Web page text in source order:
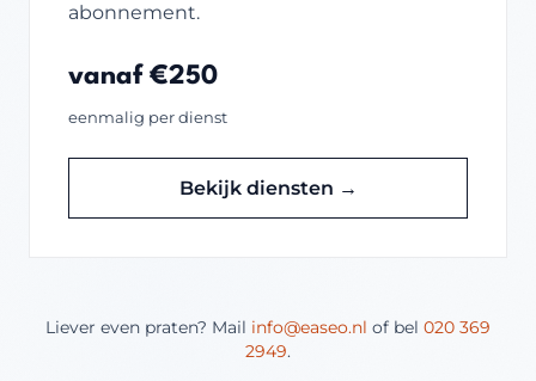
abonnement.
vanaf €250
eenmalig per dienst
Bekijk diensten →
Liever even praten? Mail info@easeo.nl of bel 020 369
2949.